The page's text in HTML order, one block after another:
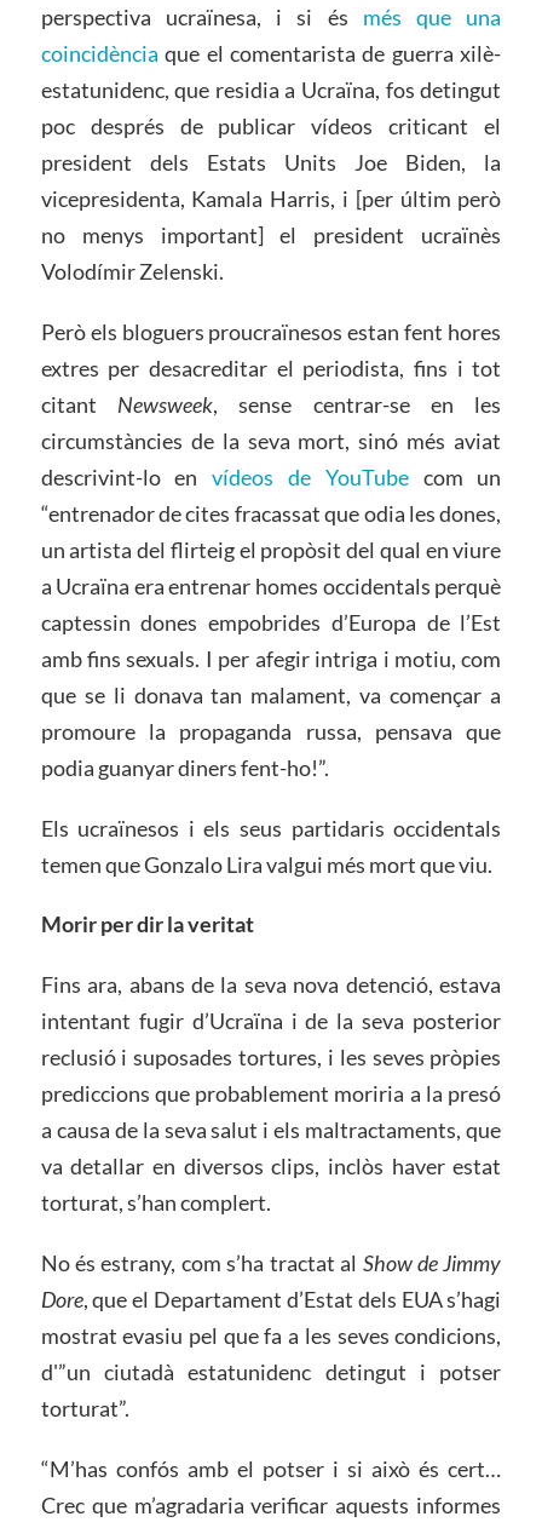
perspectiva ucraïnesa, i si és més que una
coincidència que el comentarista de guerra xilè-
estatunidenc, que residia a Ucraïna, fos detingut
poc després de publicar vídeos criticant el
president dels Estats Units Joe Biden, la
vicepresidenta, Kamala Harris, i [per últim però
no menys important] el president ucraïnès
Volodímir Zelenski.
Però els bloguers proucraïnesos estan fent hores
extres per desacreditar el periodista, fins i tot
citant Newsweek, sense centrar-se en les
circumstàncies de la seva mort, sinó més aviat
descrivint-lo envídeos de YouTubecom un
“entrenador de cites fracassat que odia les dones,
un artista del flirteig el propòsit del qual en viure
a Ucraïna era entrenar homes occidentals perquè
captessin dones empobrides d’Europa de l’Est
amb fins sexuals. I per afegir intriga i motiu, com
que se li donava tan malament, va començar a
promoure la propaganda russa, pensava que
podia guanyar diners fent-ho!”.
Els ucraïnesos i els seus partidaris occidentals
temen que Gonzalo Lira valgui més mort que viu.
Morir per dir la veritat
Fins ara, abans de la seva nova detenció, estava
intentant fugir d’Ucraïna i de la seva posterior
reclusió i suposades tortures, i les seves pròpies
prediccions que probablement moriria a la presó
a causa de la seva salut i els maltractaments, que
va detallar en diversos clips, inclòs haver estat
torturat, s’han complert.
No és estrany, com s’ha tractat al Show de Jimmy
Dore, que el Departament d’Estat dels EUA s’hagi
mostrat evasiu pel que fa a les seves condicions,
d'”un ciutadà estatunidenc detingut i potser
torturat”.
“M’has confós amb el potser i si això és cert…
Crec que m’agradaria verificar aquests informes